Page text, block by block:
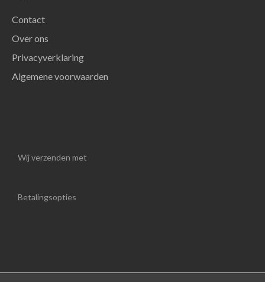
Contact
Over ons
Privacyverklaring
Algemene voorwaarden
Wij verzenden met
Betalingsopties